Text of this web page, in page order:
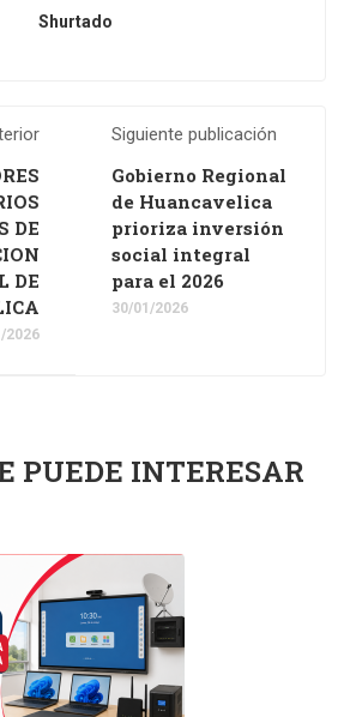
Shurtado
DE
DE
2026
Siguiente publicación
Gobierno Regional
de Huancavelica
prioriza inversión
social integral
para el 2026
30/01/2026
PUEDE INTERESAR